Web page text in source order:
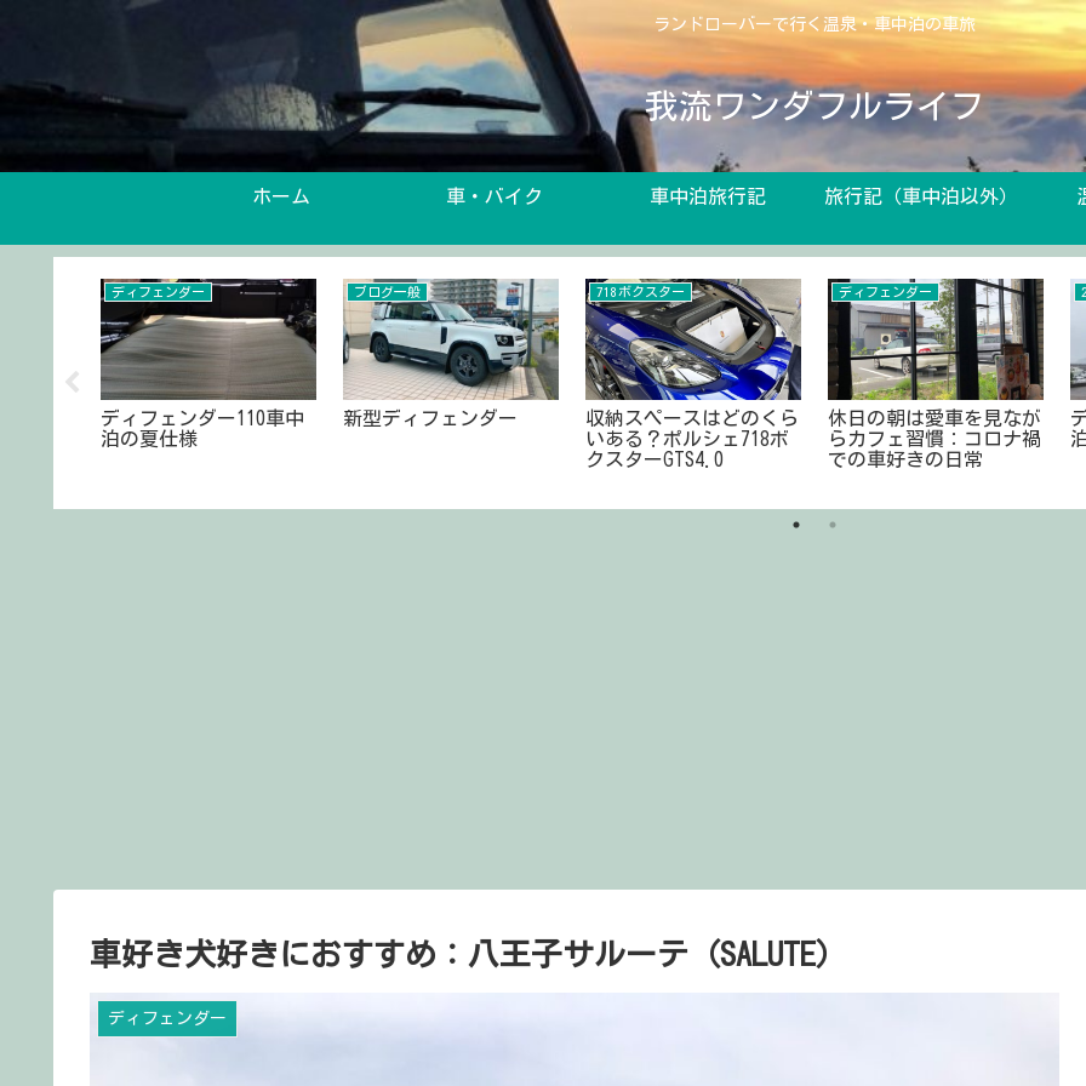
ランドローバーで行く温泉・車中泊の車旅
我流ワンダフルライフ
ホーム 車・バイク 車中泊旅行記 旅行記（車中泊以外）
ディフェンダー
ディフェンダー110車中
泊の夏仕様
ブログ一般
新型ディフェンダー
718ボクスター
収納スペースはどのくら
いある？ポルシェ718ボ
クスターGTS4.0
ディフェンダー
休日の朝は愛車を見なが
らカフェ習慣：コロナ禍
での車好きの日常
車好き犬好きにおすすめ：八王子サルーテ（SALUTE）
ディフェンダー